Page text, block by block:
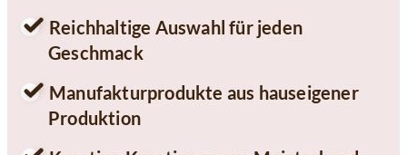
Reichhaltige Auswahl für jeden
Geschmack
Manufakturprodukte aus hauseigener
Produktion